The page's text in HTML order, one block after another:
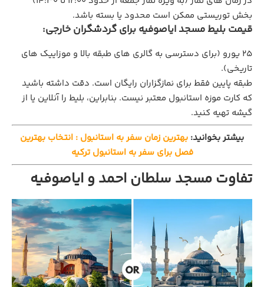
بخش توریستی ممکن است محدود یا بسته باشد.
قیمت بلیط مسجد ایاصوفیه برای گردشگران خارجی:
۲۵ یورو (برای دسترسی به گالری‌ های طبقه بالا و موزاییک‌ های
تاریخی).
طبقه پایین فقط برای نمازگزاران رایگان است. دقت داشته باشید
که کارت موزه استانبول معتبر نیست. بنابراین، بلیط را آنلاین یا از
گیشه تهیه کنید.
بیشتر بخوانید: بهترین زمان سفر به استانبول : انتخاب بهترین
فصل برای سفر به استانبول ترکیه
تفاوت مسجد سلطان احمد و ایاصوفیه